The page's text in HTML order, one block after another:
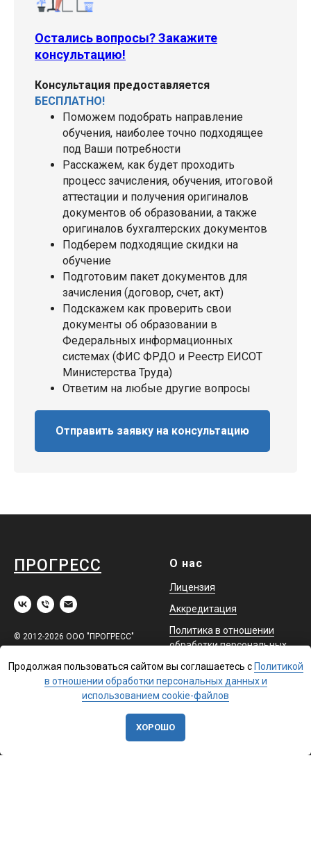
Остались вопросы? Закажите
консультацию!
Консультация предоставляется
БЕСПЛАТНО!
Поможем подобрать направление
обучения, наиболее точно подходящее
под Ваши потребности
Расскажем, как будет проходить
процесс зачисления, обучения, итоговой
аттестации и получения оригиналов
документов об образовании, а также
оригиналов бухгалтерских документов
Подберем подходящие скидки на
обучение
Подготовим пакет документов для
зачисления (договор, счет, акт)
Подскажем как проверить свои
документы об образовании в
Федеральных информационных
системах (ФИС ФРДО и Реестр ЕИСОТ
Министерства Труда)
Ответим на любые другие вопросы
Отправить заявку на консультацию
ПРОГРЕСС
© 2012-2026 ООО "ПРОГРЕСС"
Все права защищены.
О нас
Лицензия
Аккредитация
Политика в отношении
обработки персональных
Оферта
Повышение квалификации
Помощь
Доставка
Продолжая пользоваться сайтом вы соглашаетесь с Политикой
в отношении обработки персональных данных и
использованием cookie-файлов
ХОРОШО